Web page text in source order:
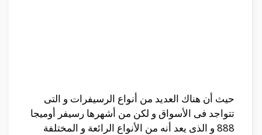
حيث أن هناك العديد من أنواع الرسيفرات و التى
تتواجد فى الأسواق و لكن من أشهرها رسيفر أوميجا
888 و الذى يعد أنه من الأنواع الرائعة و المختلفة